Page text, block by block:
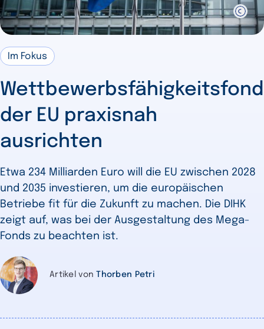
Im Fokus
der EU praxisnah
ausrichten
Etwa 234 Milliarden Euro will die EU zwischen 2028
und 2035 investieren, um die europäischen
Betriebe fit für die Zukunft zu machen. Die DIHK
zeigt auf, was bei der Ausgestaltung des Mega-
Fonds zu beachten ist.
Artikel von Thorben Petri